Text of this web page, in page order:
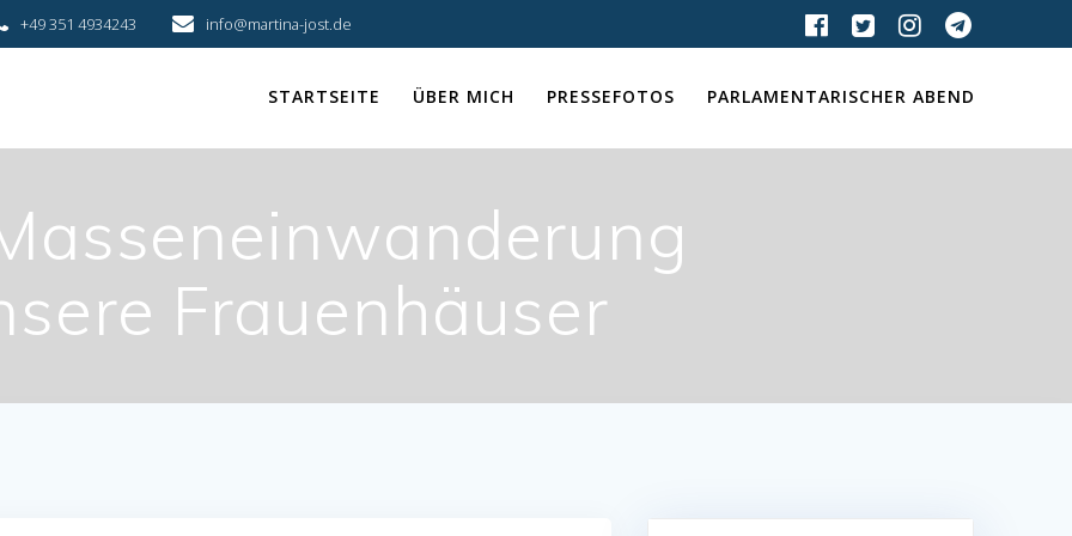
+49 351 4934243 info@martina-jost.de
STARTSEITE ÜBER MICH PRESSEFOTOS PARLAMENTARISCHER ABEND
Frauenhäuser